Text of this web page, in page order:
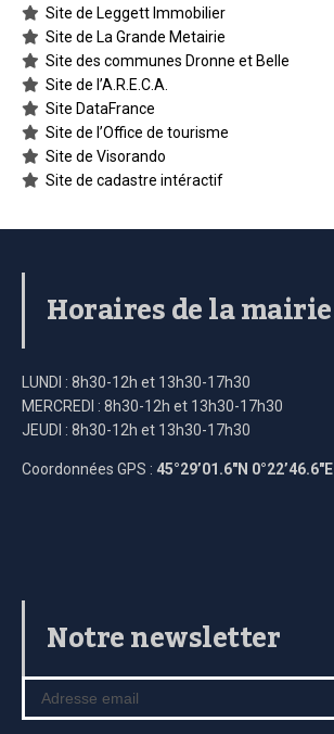
Site de Leggett Immobilier
Site de La Grande Metairie
Site des communes Dronne et Belle
Site de l’A.R.E.C.A.
Site DataFrance
Site de l’Office de tourisme
Site de Visorando
Site de cadastre intéractif
Horaires de la mairie
LUNDI : 8h30-12h et 13h30-17h30
MERCREDI : 8h30-12h et 13h30-17h30
JEUDI : 8h30-12h et 13h30-17h30
Coordonnées GPS : 45°29’01.6″N 0°22’46.6″E
Notre newsletter